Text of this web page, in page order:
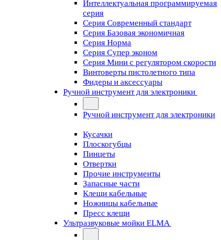
Интеллектуальная программируемая
серия
Серия Современный стандарт
Серия Базовая экономичная
Серия Норма
Серия Cупер эконом
Серия Мини с регулятором скорости
Винтоверты пистолетного типа
Фидеры и аксессуары
Ручной инструмент для электроники
Ручной инструмент для электроники
Кусачки
Плоскогубцы
Пинцеты
Отвертки
Прочие инструменты
Запасные части
Клещи кабельные
Ножницы кабельные
Пресс клещи
Ультразвуковые мойки ELMA